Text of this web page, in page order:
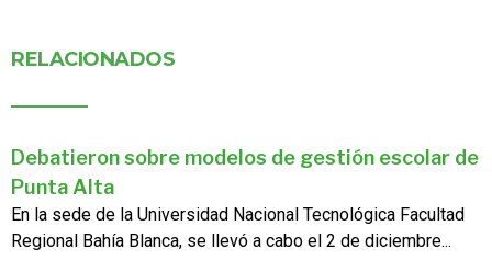
RELACIONADOS
Debatieron sobre modelos de gestión escolar de
Punta Alta
En la sede de la Universidad Nacional Tecnológica Facultad
Regional Bahía Blanca, se llevó a cabo el 2 de diciembre...